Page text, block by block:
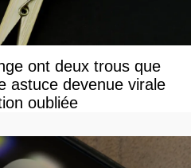
ont deux trous que
astuce devenue virale
oubliée